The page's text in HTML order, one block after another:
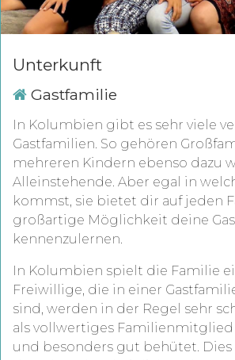
Unterkunft
Gastfamilie
In Kolumbien gibt es sehr viele
Gastfamilien. So gehören
mehreren Kindern ebenso dazu
Alleinstehende. Aber egal in
kommst, sie bietet dir auf jeden
großartige Möglichkeit deine
kennenzulernen.
In Kolumbien spielt die Familie
Freiwillige, die in einer
sind, werden in der Regel sehr
als vollwertiges
und besonders gut behütet. Dies